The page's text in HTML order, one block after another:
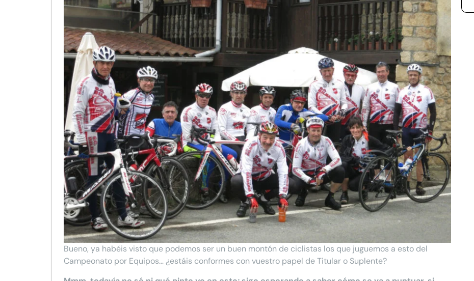
Bueno, ya habéis visto que podemos ser un buen montón de ciclistas los que juguemos a esto del
Campeonato por Equipos… ¿estáis conformes con vuestro papel de Titular o Suplente?